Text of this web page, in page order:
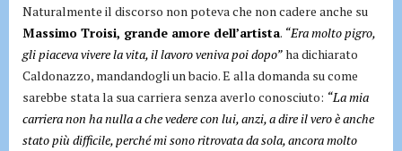
Naturalmente il discorso non poteva che non cadere anche su
Massimo Troisi, grande amore dell’artista. “Era molto pigro,
gli piaceva vivere la vita, il lavoro veniva poi dopo”ha dichiarato
Caldonazzo, mandandogli un bacio. E alla domanda su come
sarebbe stata la sua carriera senza averlo conosciuto: “La mia
carriera non ha nulla a che vedere con lui, anzi, a dire il vero è anche
stato più difficile, perché mi sono ritrovata da sola, ancora molto